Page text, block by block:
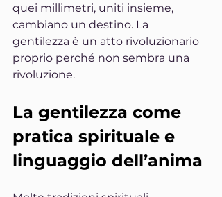
quei millimetri, uniti insieme,
cambiano un destino. La
gentilezza è un atto rivoluzionario
proprio perché non sembra una
rivoluzione.
La gentilezza come
pratica spirituale e
linguaggio dell’anima